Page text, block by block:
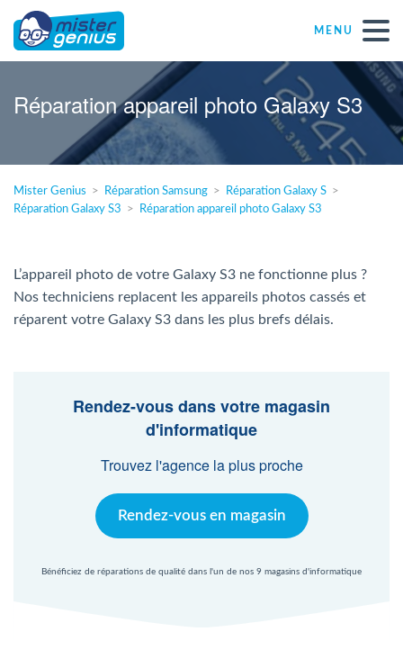
MENU
Réparations – Dépannages
Magasins informatiques toutes marques
Particulier
PME
Agent Windows
Agent Mac
Nl
Réparation appareil photo Galaxy S3
Mister Genius Réparation Samsung
Réparation Galaxy S
Réparation Galaxy S3
Réparation appareil photo Galaxy S3
L’appareil photo de votre Galaxy S3 ne fonctionne plus ?
Nos techniciens replacent les appareils photos cassés et
réparent votre Galaxy S3 dans les plus brefs délais.
Rendez-vous dans votre magasin
d'informatique
Trouvez l'agence la plus proche
Rendez-vous en magasin
Bénéficiez de réparations de qualité dans l'un de nos 9 magasins d'informatique